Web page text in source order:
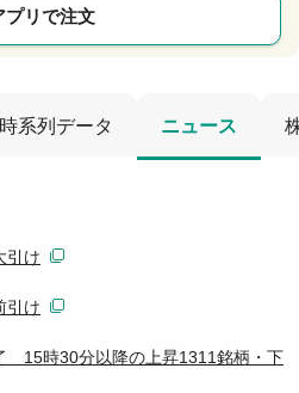
プリで注文
時系列データ ニュース
引け
引け
15時30分以降の上昇1311銘柄・下